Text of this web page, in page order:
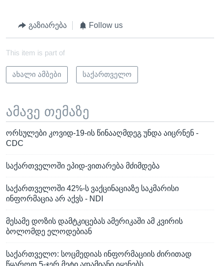
გაზიარება Follow us
This item is part of
ახალი ამბები საქართველო
ამავე თემაზე
ორსულები კოვიდ-19-ის წინააღმდეგ უნდა აიცრნენ -
CDC
საქართველოში ეპიდ-ვითარება მძიმდება
საქართველოში 42%-ს ვაქცინაციაზე საკმარისი
ინფორმაცია არ აქვს - NDI
მესამე დოზის დამტკიცებას ამერიკაში ამ კვირის
ბოლომდე ელოდებიან
საქართველო: სოცმედიას ინფორმაციის ძირითად